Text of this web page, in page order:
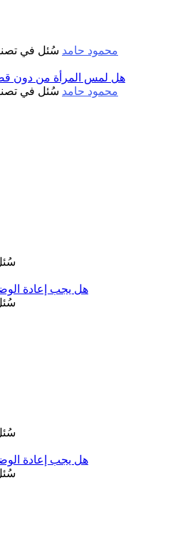
محمود حامد سُئل في
37830 - هل لمس المرأة من
محمود حامد سُئل في
3555 - هل يجب إعادة
3549 - هل يجب إعادة